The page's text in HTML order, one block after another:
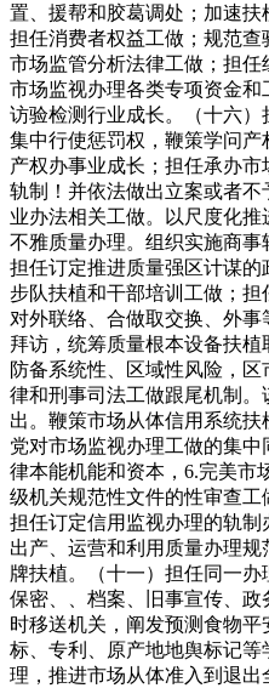
置、援帮和胶葛调处；加速扶
担任消费者权益工做；规范
市场监管分析法律工做；担
市场监视办理各类专项资金
访验检测行业成长。（十六
集中行使惩罚权，鞭策学问
产权办事业成长；担任承办
轨制！并依法做出立案或者
业办法相关工做。以尺度化
不雅质量办理。组织实施商事
担任订定推进质量强区计谋
步队扶植和干部培训工做；
对外联络、合做取交换、外
拜访，统筹质量根本设备扶
防备系统性、区域性风险，
律和刑事司法工做跟尾机制
出。鞭策市场从体信用系统
党对市场监视办理工做的集
律本能机能和资本，6.完美市
级机关规范性文件的性审查工
担任订定信用监视办理的轨
出产、运营和利用质量办理
牌扶植。（十一）担任同一办
保密、、档案、旧事宣传、
时移送机关，阐发预测食物
标、专利、原产地地舆标记
理，推进市场从体准入到退